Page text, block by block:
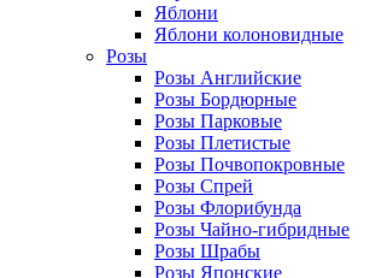
Яблони
Яблони колоновидные
Розы
Розы Английские
Розы Бордюрные
Розы Парковые
Розы Плетистые
Розы Почвопокровные
Розы Спрей
Розы Флорибунда
Розы Чайно-гибридные
Розы Шрабы
Розы Японские